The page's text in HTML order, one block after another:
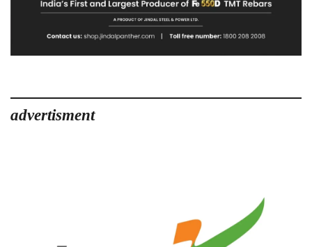
advertisment